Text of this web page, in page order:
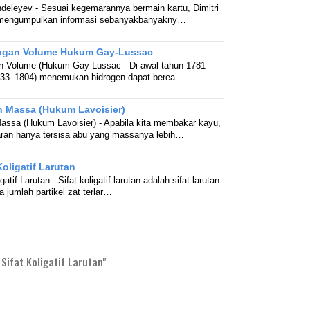
- Sesuai kegemarannya bermain kartu, Dimitri
informasi sebanyakbanyakny…
Volume Hukum Gay-Lussac
Volume (Hukum Gay-Lussac - Di awal tahun 1781
menemukan hidrogen dapat berea…
Massa (Hukum Lavoisier)
(Hukum Lavoisier) - Apabila kita membakar kayu,
hanya tersisa abu yang massanya lebih…
Larutan
Larutan - Sifat koligatif larutan adalah sifat larutan
jumlah partikel zat terlar…
Koligatif Larutan"